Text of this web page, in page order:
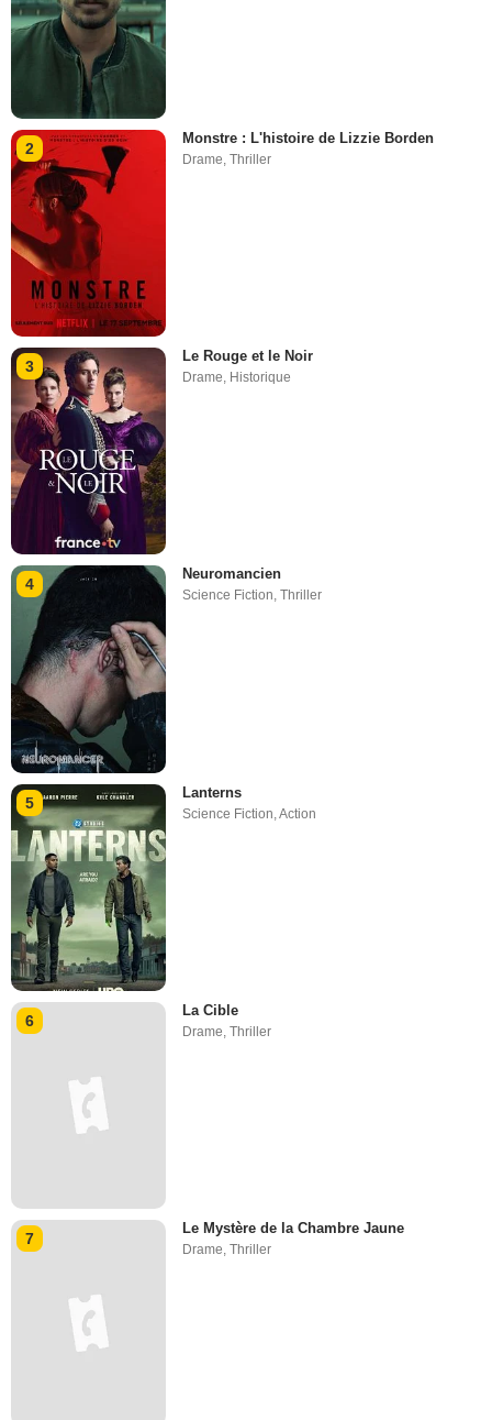
2
Monstre : L'histoire de Lizzie Borden
Drame ,Thriller
3
Le Rouge et le Noir
Drame, Historique
4
Neuromancien
Science Fiction,Thriller
5
Lanterns
Science Fiction ,Action
6
La Cible
Drame,Thriller
7
Le Mystère de la Chambre Jaune
Drame,Thriller